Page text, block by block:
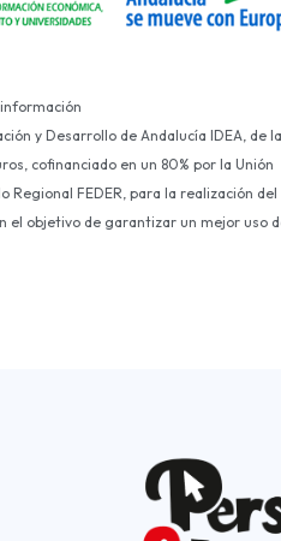
y Desarrollo de Andalucía IDEA, de la
cofinanciado en un 80% por la Unión
Regional FEDER, para la realización del
el objetivo de garantizar un mejor uso